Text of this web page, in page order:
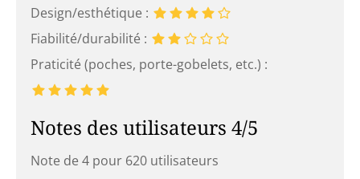
Design/esthétique :
Fiabilité/durabilité :
Praticité (poches, porte-gobelets, etc.) :
Notes des utilisateurs 4/5
Note de 4 pour 620 utilisateurs